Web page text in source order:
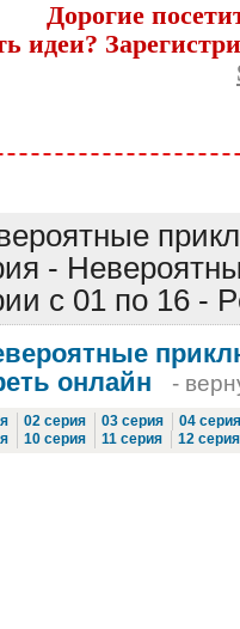
Дорогие
идеи?
-
с 01 по 16 -
онлайн
-
02 серия 03 серия
04 серия
10 серия 11 серия 12 серия